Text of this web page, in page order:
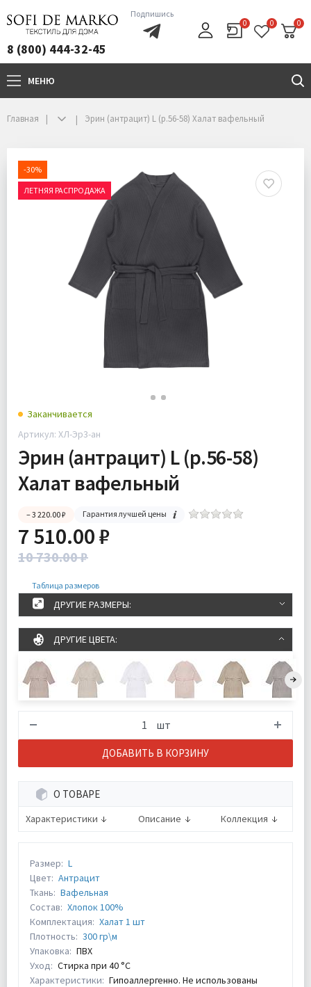
8 (800) 444-32-45
Подпишись
0 0 0
МЕНЮ
+7(800)444-32-45
Главная Эрин (антрацит) L (р.56-58) Халат вафельный
-30%
ЛЕТНЯЯ РАСПРОДАЖА
Заканчивается
Артикул: ХЛ-Эр3-ан
Эрин (антрацит) L (р.56-58)
Халат вафельный
– 3 220.00 ₽ Гарантия лучшей цены
7 510.00 ₽
10 730.00 ₽
Таблица размеров
ДРУГИЕ РАЗМЕРЫ:
ДРУГИЕ ЦВЕТА:
шт
ДОБАВИТЬ В КОРЗИНУ
О ТОВАРЕ
Характеристики Описание Коллекция
Размер: L
Цвет: Антрацит
Ткань: Вафельная
Состав: Хлопок 100%
Комплектация: Халат 1 шт
Плотность: 300 гр\м
Упаковка: ПВХ
Уход: Стирка при 40 °С
Характеристики: Гипоаллергенно. Не использованы